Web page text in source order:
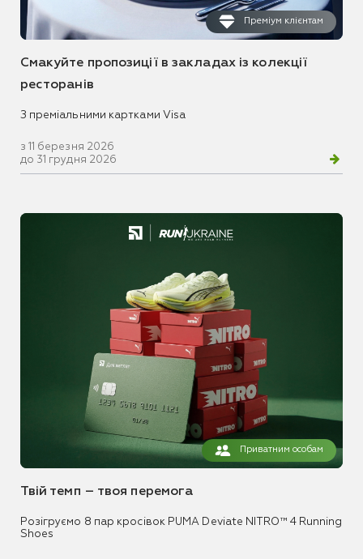
Преміум клієнтам
Смакуйте пропозиції в закладах із колекції
ресторанів
З преміальними картками Visa
з 11 березня 2026
до 31 грудня 2026
Приватним особам
Твій темп – твоя перемога
Розігруємо 8 пар кросівок PUMA Deviate NITRO™ 4 Running
Shoes